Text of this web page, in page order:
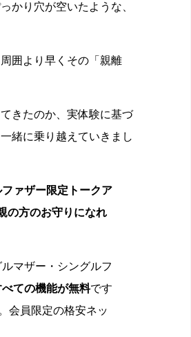
かり穴が空いたような、
囲より早くその「親離
きたのか、実体験に基づ
緒に乗り越えていきまし
ァザー限定トークア
の方のお守りになれ
マザー・シングルフ
べての機能が無料です
会員限定の格安ネッ